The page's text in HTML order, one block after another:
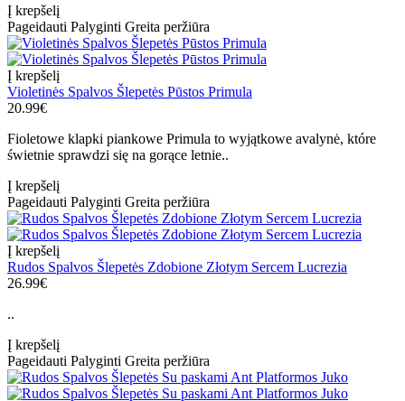
Į krepšelį
Pageidauti Palyginti Greita peržiūra
Į krepšelį
Violetinės Spalvos Šlepetės Pūstos Primula
20.99€
Fioletowe klapki piankowe Primula to wyjątkowe avalynė, które
świetnie sprawdzi się na gorące letnie..
Į krepšelį
Pageidauti Palyginti Greita peržiūra
Į krepšelį
Rudos Spalvos Šlepetės Zdobione Złotym Sercem Lucrezia
26.99€
..
Į krepšelį
Pageidauti Palyginti Greita peržiūra